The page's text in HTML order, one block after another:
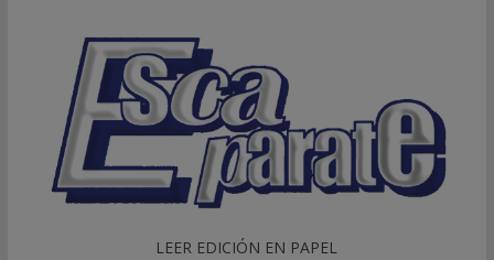
LEER EDICIÓN EN PAPEL